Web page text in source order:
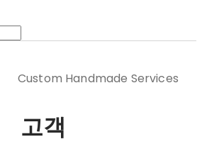
Custom Handmade Services
고객